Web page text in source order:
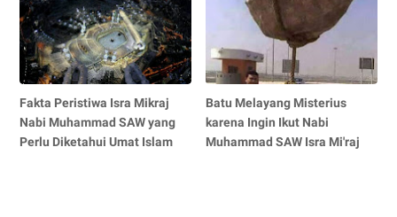
Fakta Peristiwa Isra Mikraj
Nabi Muhammad SAW yang
Perlu Diketahui Umat Islam
Batu Melayang Misterius
karena Ingin Ikut Nabi
Muhammad SAW Isra Mi'raj